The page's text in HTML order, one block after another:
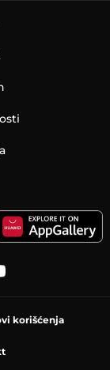
korišćenja